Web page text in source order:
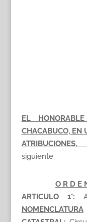
EL
CHACABUCO, EN
siguiente
O R D E
ARTICULO 1°:
NOMENCLATURA